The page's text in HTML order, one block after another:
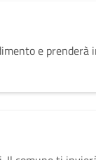
e prenderà